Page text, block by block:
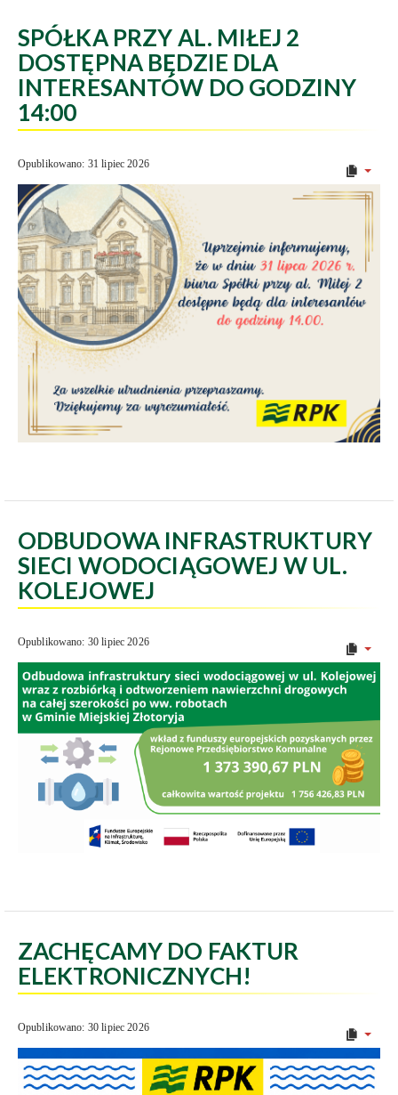
SPÓŁKA PRZY AL. MIŁEJ 2
DOSTĘPNA BĘDZIE DLA
INTERESANTÓW DO GODZINY
14:00
Opublikowano: 31 lipiec 2026
ODBUDOWA INFRASTRUKTURY
SIECI WODOCIĄGOWEJ W UL.
KOLEJOWEJ
Opublikowano: 30 lipiec 2026
ZACHĘCAMY DO FAKTUR
ELEKTRONICZNYCH!
Opublikowano: 30 lipiec 2026